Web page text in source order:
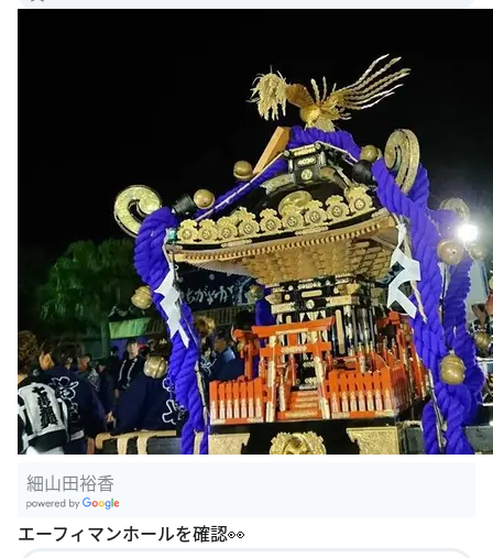
細山田裕香
oogle Plac
エーフィマンホールを確認👀